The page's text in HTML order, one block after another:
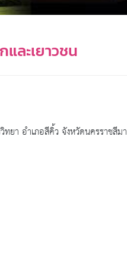
ละเยาวชน
ทยา อำเภอสีคิ้ว จังหวัดนครราชสีมา